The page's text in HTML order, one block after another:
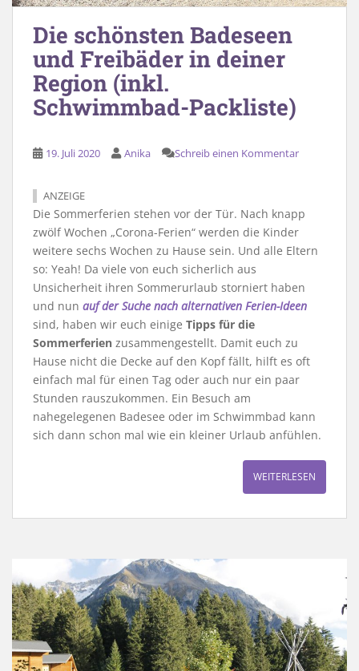
Die schönsten Badeseen
und Freibäder in deiner
Region (inkl.
Schwimmbad-Packliste)
19. Juli 2020 Anika Schreib einen Kommentar
ANZEIGE
Die Sommerferien stehen vor der Tür. Nach knapp
zwölf Wochen „Corona-Ferien“ werden die Kinder
weitere sechs Wochen zu Hause sein. Und alle Eltern
so: Yeah! Da viele von euch sicherlich aus
Unsicherheit ihren Sommerurlaub storniert haben
und nun auf der Suche nach alternativen Ferien-Ideen
sind, haben wir euch einige Tipps für die
Sommerferien zusammengestellt. Damit euch zu
Hause nicht die Decke auf den Kopf fällt, hilft es oft
einfach mal für einen Tag oder auch nur ein paar
Stunden rauszukommen. Ein Besuch am
nahegelegenen Badesee oder im Schwimmbad kann
sich dann schon mal wie ein kleiner Urlaub anfühlen.
WEITERLESEN